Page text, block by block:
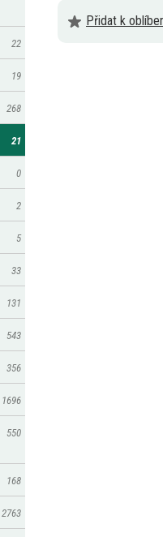
Přidat k
22
19
268
21
0
2
5
33
131
543
356
1696
550
168
2763